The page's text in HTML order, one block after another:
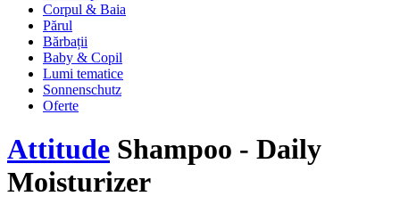
Corpul & Baia
Părul
Bărbații
Baby & Copil
Lumi tematice
Sonnenschutz
Oferte
Attitude Shampoo - Daily
Moisturizer